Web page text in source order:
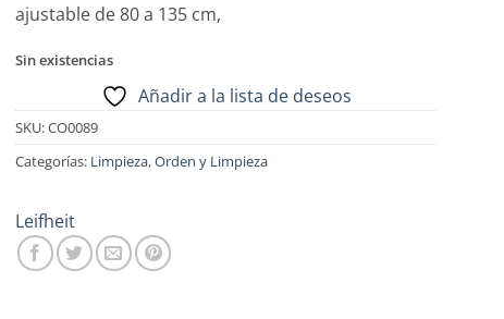
ajustable de 80 a 135 cm,
Sin existencias
Añadir a la lista de deseos
SKU:CO0089
Categorías: Limpieza,Orden y Limpieza
Leifheit